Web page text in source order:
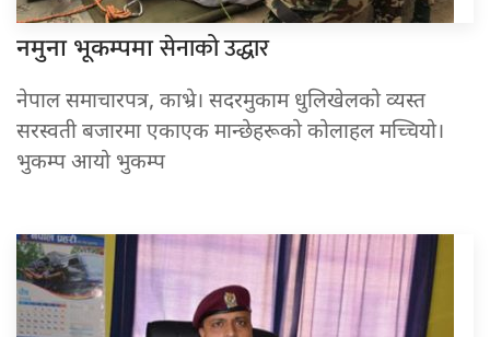
नमुना भूकम्पमासेनाको उद्धार
नेपाल समाचारपत्र, काभ्रे। सदरमुकाम धुलिखेलको व्यस्त
सरस्वती बजारमा एकाएक मान्छेहरूको कोलाहल मच्चियो।
भुकम्प आयो भुकम्प